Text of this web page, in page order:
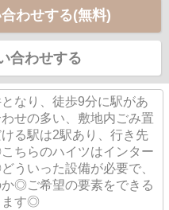
わせする(無料)
合わせする
なり、徒歩9分に駅があ
せの多い、敷地内ごみ置
る駅は2駅あり、行き先
ちらのハイツはインター
ういった設備が必要で、
◎ご希望の要素をできる
ます◎